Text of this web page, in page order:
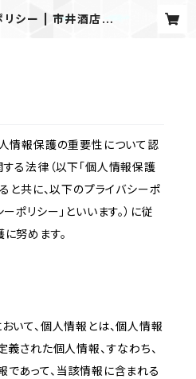
リシー | 市井酒店の
情報保護の重要性について認
る法律（以下「個人情報保護
と共に、以下のプライバシーポ
ポリシー」といいます。）に従
努めます。
いて、個人情報とは、個人情報
された個人情報、すなわち、
あって、当該情報に含まれる